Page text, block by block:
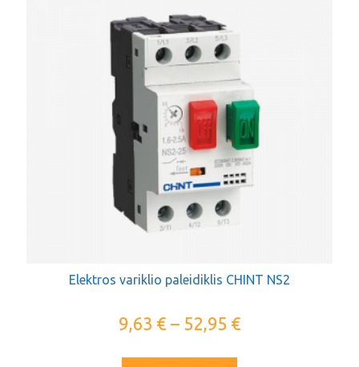
Elektros variklio paleidiklis CHINT NS2
9,63 €– 52,95 €